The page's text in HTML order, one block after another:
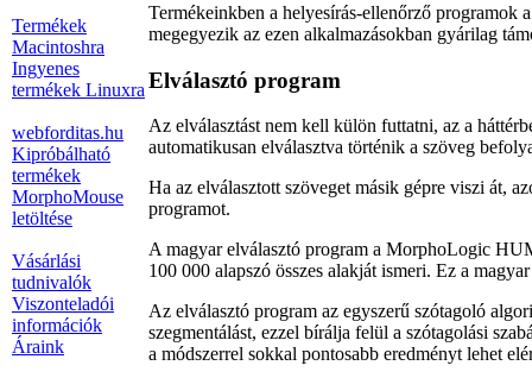
Termékek
Macintoshra
Ingyenes
termékek Linuxra
webforditas.hu
Kipróbálható
termékek
MorphoMouse
letöltése
Vásárlási
tudnivalók
Viszonteladói
információk
Áraink
Termékeinkben a helyesírás-ellenőrző programok
megegyezik az ezen alkalmazásokban gyárilag
Elválasztó program
Az elválasztást nem kell külön futtatni, az a
automatikusan elválasztva történik a szöveg
Ha az elválasztott szöveget másik gépre viszi át,
programot.
A magyar elválasztó program a MorphoLogic
100 000 alapszó összes alakját ismeri. Ez a
Az elválasztó program az egyszerű szótagoló
szegmentálást, ezzel bírálja felül a szótagolási
a módszerrel sokkal pontosabb eredményt lehet